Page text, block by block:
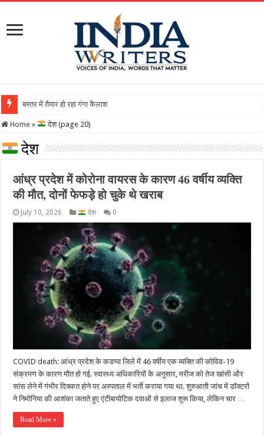
बस्तर में तैयार हो रहा गंगा कैलाशनाथ चतुर्मुख शिवालय : महाशिवरात्
Home » देश (page 20)
देश
आंध्र प्रदेश में कोरोना वायरस के कारण 46 वर्षीय व्यक्ति
की मौत, दोनों फेफड़े हो चुके थे खराब
July 10, 2026 देश 0
COVID death: आंध्र प्रदेश के कडप्पा जिले में 46 वर्षीय एक व्यक्ति की कोविड-19
संक्रमण के कारण मौत हो गई. स्वास्थ्य अधिकारियों के अनुसार, मरीज को तेज खांसी और
सांस लेने में गंभीर दिक्कत होने पर अस्पताल में भर्ती कराया गया था. शुरुआती जांच में डॉक्टरों
ने निमोनिया की आशंका जताते हुए एंटीबायोटिक दवाओं से इलाज शुरू किया, लेकिन चार …
Read More »